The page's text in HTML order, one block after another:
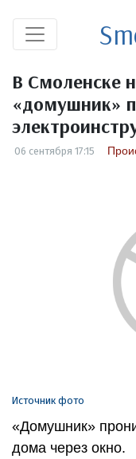
В Смоленске
«домушник»
06 сентября 17:15
Источник фото
«Домушник»
дома через окно.